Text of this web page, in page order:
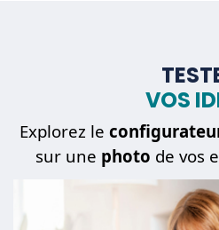
VOS
Explorez le
sur une photo de vos